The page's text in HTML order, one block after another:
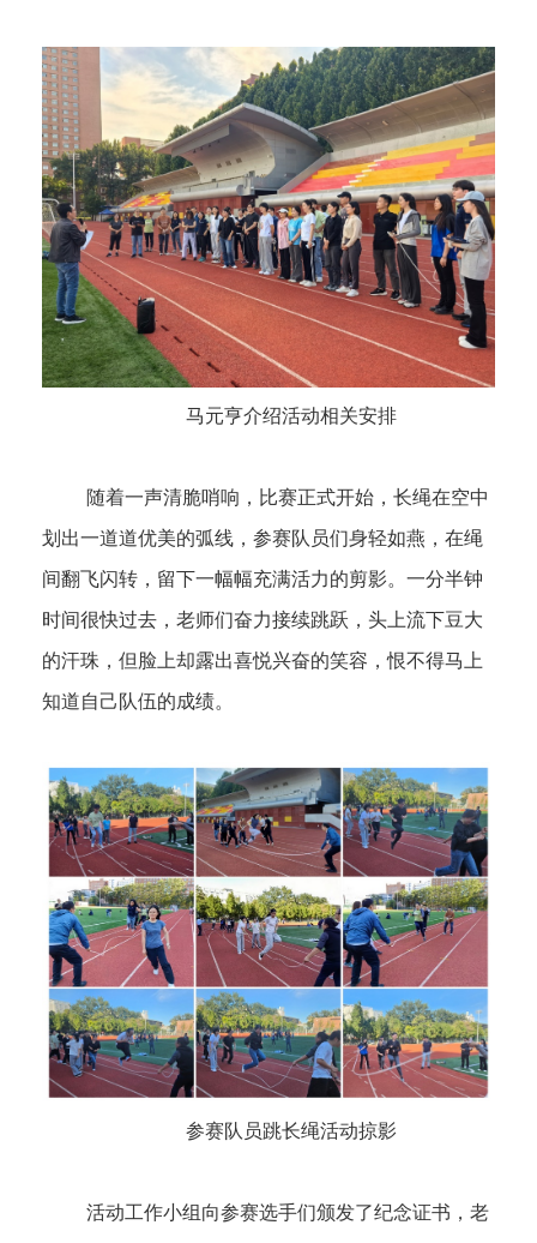
马元亨介绍活动相关安排
随着一声清脆哨响，比赛正式开始，长绳在空中
划出一道道优美的弧线，参赛队员们身轻如燕，在绳
间翻飞闪转，留下一幅幅充满活力的剪影。一分半钟
时间很快过去，老师们奋力接续跳跃，头上流下豆大
的汗珠，但脸上却露出喜悦兴奋的笑容，恨不得马上
知道自己队伍的成绩。
参赛队员跳长绳活动掠影
活动工作小组向参赛选手们颁发了纪念证书，老